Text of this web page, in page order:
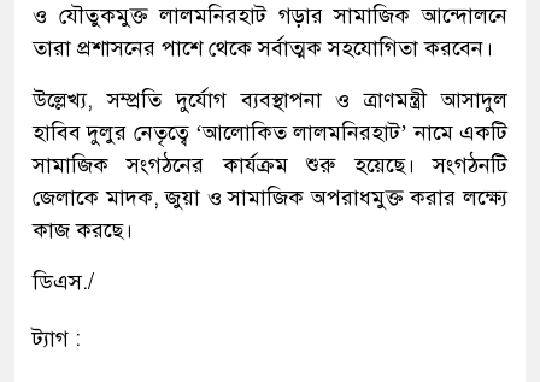
ও যৌতুকমুক্ত লালমনিরহাট গড়ার সামাজিক আন্দোলনে
তারা প্রশাসনের পাশে থেকে সর্বাত্মক সহযোগিতা করবেন।
উল্লেখ্য, সম্প্রতি দুর্যোগ ব্যবস্থাপনা ও ত্রাণমন্ত্রী আসাদুল
হাবিব দুলুর নেতৃত্বে ‘আলোকিত লালমনিরহাট’ নামে একটি
সামাজিক সংগঠনের কার্যক্রম শুরু হয়েছে। সংগঠনটি
জেলাকে মাদক, জুয়া ও সামাজিক অপরাধমুক্ত করার লক্ষ্যে
কাজ করছে।
ডিএস./
ট্যাগ :